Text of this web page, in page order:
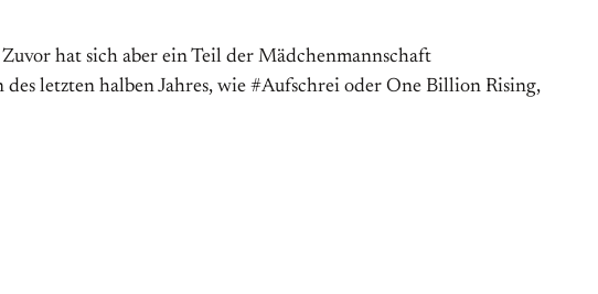
hat sich aber ein Teil der Mädchenmannschaft
letzten halben Jahres, wie #Aufschrei oder One Billion Rising,